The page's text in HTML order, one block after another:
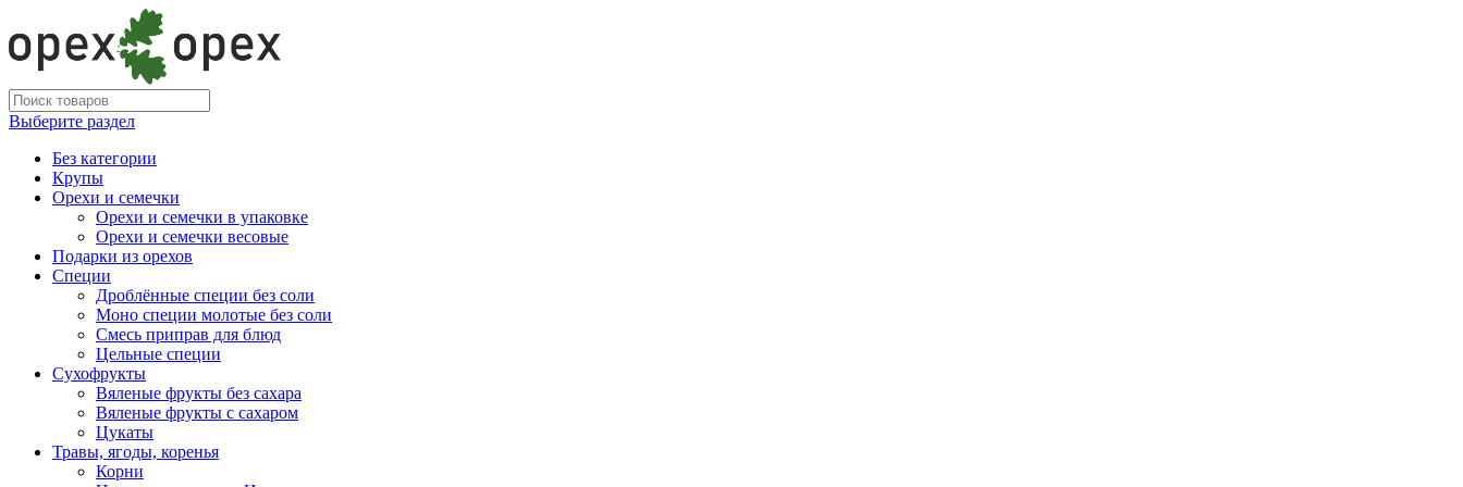
Выберите раздел
Без категории
Крупы
Орехи и семечки
Орехи и семечки в упаковке
Орехи и семечки весовые
Подарки из орехов
Специи
Дроблённые специи без соли
Моно специи молотые без соли
Смесь приправ для блюд
Цельные специи
Сухофрукты
Вяленые фрукты без сахара
Вяленые фрукты с сахаром
Цукаты
Травы, ягоды, коренья
Корни